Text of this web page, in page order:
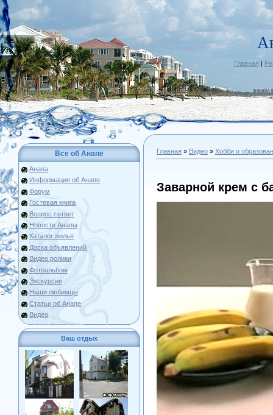
Главная |
Все об Анапе
Анапа
Информация об Анапе
Форум
Гостевая книга
Вопрос / ответ
Новости Анапы
Каталог жилья
Доска объявлений
Видео ролики
Фотоальбом
Экскурсии
Наши любимцы
Статьи об Анапе
Видео
Ваш отдых
Главная » Видео » Хобби и
Заварной крем с